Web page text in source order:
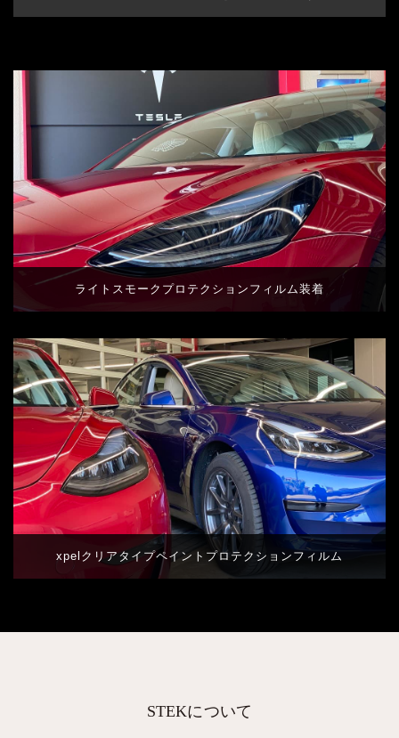
ライトスモークプロテクションフィルム装着
xpelクリアタイプペイントプロテクションフィルム
STEKについて